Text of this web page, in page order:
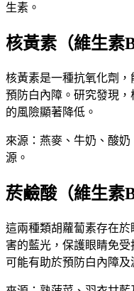
生素。
核黃素（維生素
核黃素是一種抗氧化劑
預防白內障。研究發現
的風險顯著降低。
來源：燕麥、牛奶、酸
源。
菸鹼酸（維生素
這兩種類胡蘿蔔素存在
害的藍光，保護眼睛免
可能有助於預防白內障及